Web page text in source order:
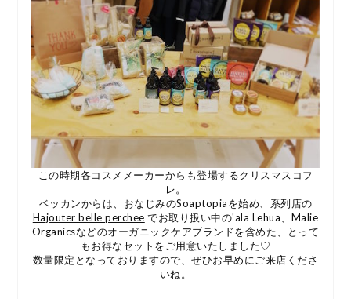
この時期各コスメメーカーからも登場するクリスマスコフ
レ。
ベッカンからは、おなじみのSoaptopiaを始め、系列店の
Hajouter belle perchee でお取り扱い中の'ala Lehua、Malie
Organicsなどのオーガニックケアブランドを含めた、とって
もお得なセットをご用意いたしました♡
数量限定となっておりますので、ぜひお早めにご来店くださ
いね。